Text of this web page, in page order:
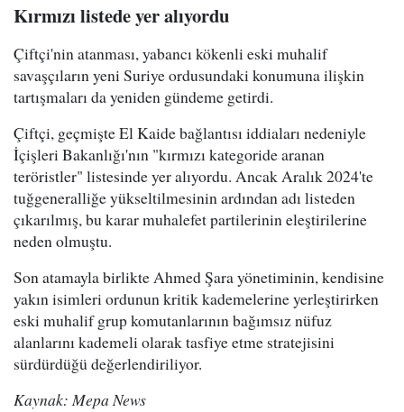
Kırmızı listede yer alıyordu
Çiftçi'nin atanması, yabancı kökenli eski muhalif
savaşçıların yeni Suriye ordusundaki konumuna ilişkin
tartışmaları da yeniden gündeme getirdi.
Çiftçi, geçmişte El Kaide bağlantısı iddiaları nedeniyle
İçişleri Bakanlığı'nın "kırmızı kategoride aranan
teröristler" listesinde yer alıyordu. Ancak Aralık 2024'te
tuğgeneralliğe yükseltilmesinin ardından adı listeden
çıkarılmış, bu karar muhalefet partilerinin eleştirilerine
neden olmuştu.
Son atamayla birlikte Ahmed Şara yönetiminin, kendisine
yakın isimleri ordunun kritik kademelerine yerleştirirken
eski muhalif grup komutanlarının bağımsız nüfuz
alanlarını kademeli olarak tasfiye etme stratejisini
sürdürdüğü değerlendiriliyor.
Kaynak: Mepa News